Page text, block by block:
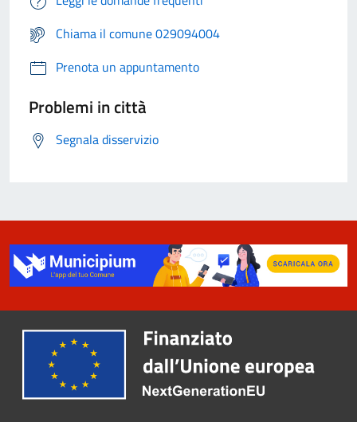
Chiama il comune 029094004
Prenota un appuntamento
Problemi in città
Segnala disservizio